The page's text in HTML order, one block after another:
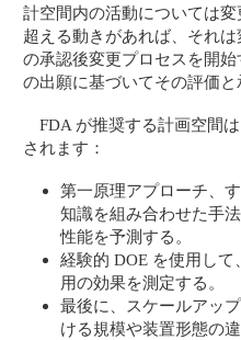
計空間内の活動については
超える動きがあれば、それ
の承認後変更プロセスを開
の出願に基づいてその評価
FDA が推奨する計画空間
されます：
第一原理アプローチ、
知識を組み合わせた手
性能を予測する。
経験的 DOE を使用し
用の効果を測定する。
最後に、スケールアッ
ける規模や装置形態の